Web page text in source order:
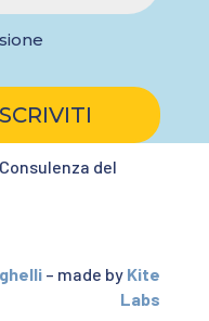
del
– made by Kite
Labs